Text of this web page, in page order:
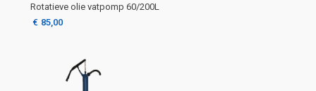
Rotatieve olie vatpomp 60/200L
€ 85,00